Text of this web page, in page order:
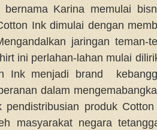
bernama Karina memulai
Ink dimulai dengan
jaringan teman-
ini perlahan-lahan mulai
Ink menjadi brand
dalam
pendistribusian produk
masyarakat negara